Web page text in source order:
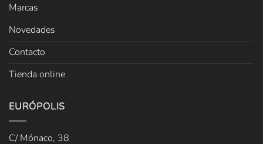
Marcas
Novedades
Contacto
Tienda online
EURÓPOLIS
C/ Mónaco, 38